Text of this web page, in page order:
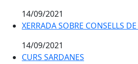
14/09/2021
XERRADA SOBRE CONSELLS
XERRADA SOBRE CONSELLS
14/09/2021
CURS SARDANES
CURS SARDANES